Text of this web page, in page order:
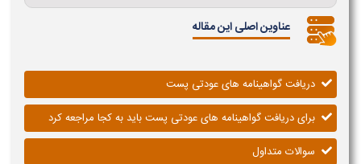
عناوین اصلی این مقاله
دریافت گواهینامه های عودتی پست
برای دریافت گواهینامه های عودتی پست باید به کجا مراجعه کرد
سوالات متداول